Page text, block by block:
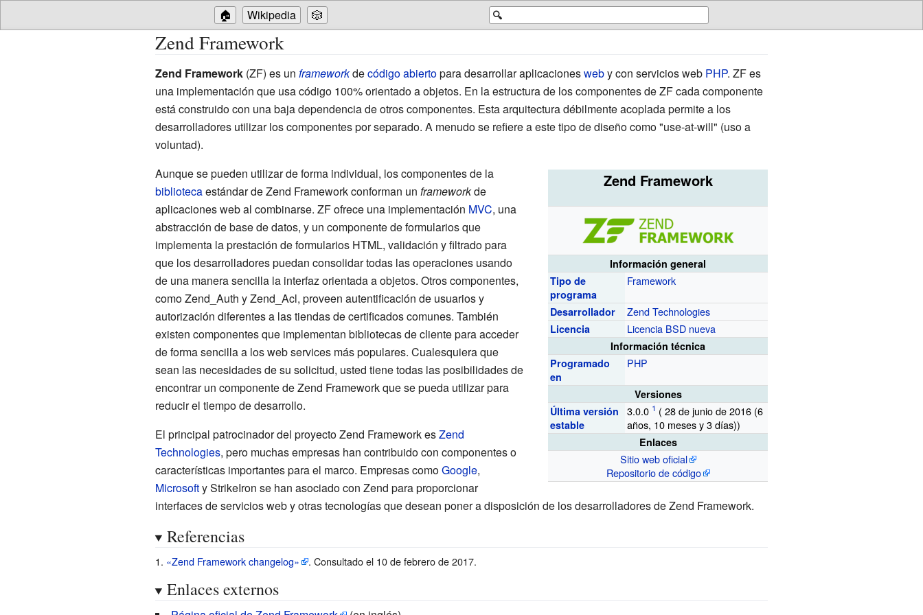
🔍
🏠 Wikipedia 🎲
Zend Framework
Zend Framework(ZF) es un frameworkdecódigo abiertopara desarrollar aplicacionesweby con servicios web PHP. ZF es
una implementación que usa código 100% orientado a objetos. En la estructura de los componentes de ZF cada componente
está construido con una baja dependencia de otros componentes. Esta arquitectura débilmente acoplada permite a los
desarrolladores utilizar los componentes por separado. A menudo se refiere a este tipo de diseño como "use-at-will" (uso a
voluntad).
Zend Framework
Información general
Tipo de
programa
Framework
Desarrollador Zend Technologies
Licencia Licencia BSD nueva
Información técnica
Programado
en
PHP
Versiones
Última versión
estable
3.0.0
( 28 de junio de 2016 (6
años, 10 meses y 3 días))
Enlaces
Sitio web oficial
Repositorio de código
Aunque se pueden utilizar de forma individual, los componentes de la
bibliotecaestándar de Zend Framework conforman un frameworkde
aplicaciones web al combinarse. ZF ofrece una implementación MVC, una
abstracción de base de datos, y un componente de formularios que
implementa la prestación de formularios HTML, validación y filtrado para
que los desarrolladores puedan consolidar todas las operaciones usando
de una manera sencilla la interfaz orientada a objetos. Otros componentes,
como Zend_Auth y Zend_Acl, proveen autentificación de usuarios y
autorización diferentes a las tiendas de certificados comunes. También
existen componentes que implementan bibliotecas de cliente para acceder
de forma sencilla a los web services más populares. Cualesquiera que
sean las necesidades de su solicitud, usted tiene todas las posibilidades de
encontrar un componente de Zend Framework que se pueda utilizar para
reducir el tiempo de desarrollo.
El principal patrocinador del proyecto Zend Framework esZend
Technologies, pero muchas empresas han contribuido con componentes o
características importantes para el marco. Empresas comoGoogle,
Microsofty StrikeIron se han asociado con Zend para proporcionar
interfaces de servicios web y otras tecnologías que desean poner a disposición de los desarrolladores de Zend Framework.
Referencias
«Zend Framework changelog» . Consultado el 10 de febrero de 2017.
Enlaces externos